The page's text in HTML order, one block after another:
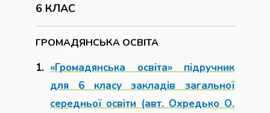
6 КЛАС
ГРОМАДЯНСЬКА ОСВІТА
«Громадянська освіта» підручник
для 6 класу закладів загальної
середньої освіти (авт. Охредько О.